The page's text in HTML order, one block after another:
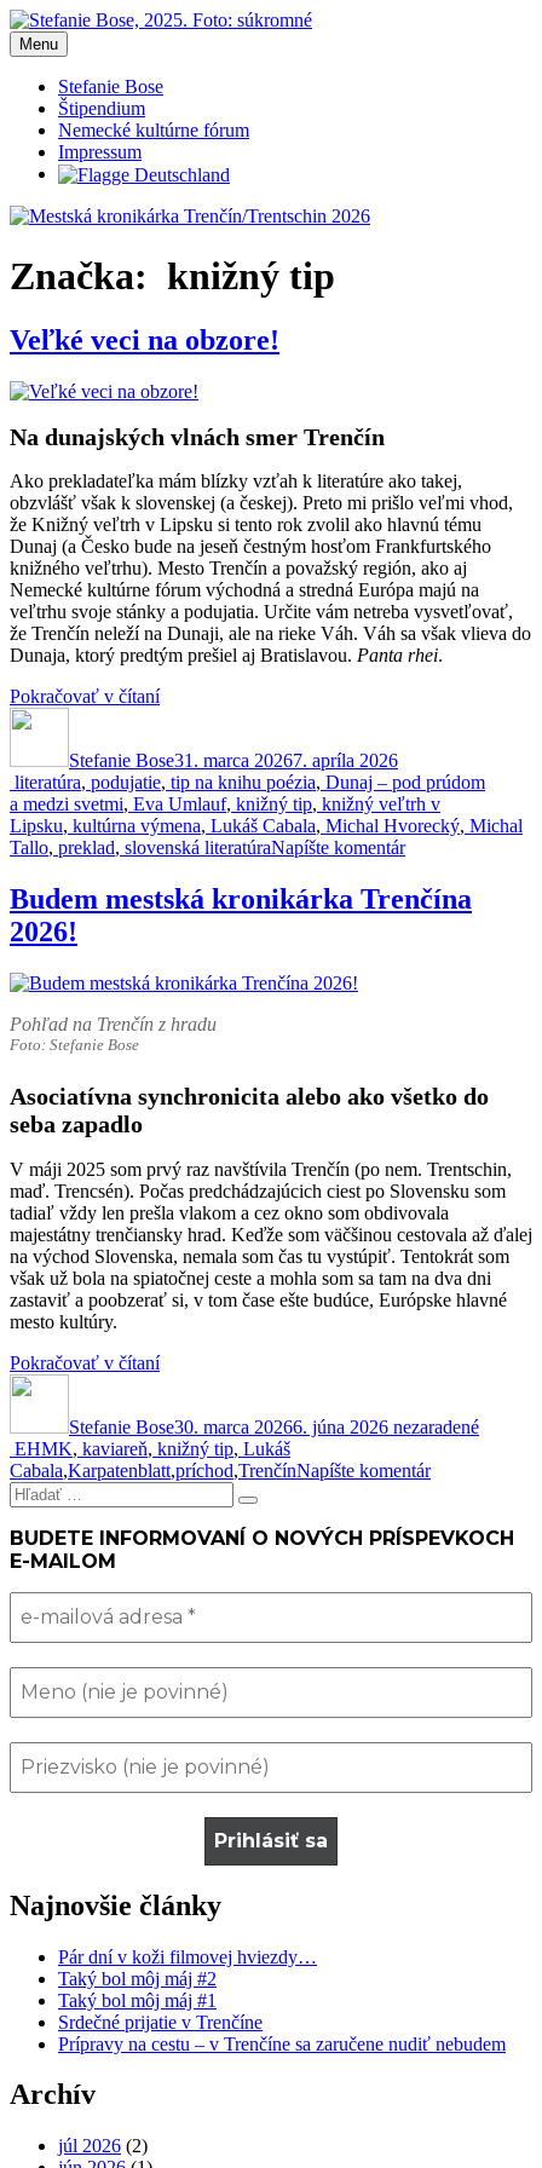
Prejsť
na
obsah
Mestská kronikárka Trenčín/Trentschin 2026
Blog Stefanie Bose, mestská kronikárka Trenčín 2026
Menu
Stefanie Bose
Štipendium
Nemecké kultúrne fórum
Impressum
Značka: knižný tip
Veľké veci na obzore!
Na dunajských vlnách smer Trenčín
Ako prekladateľka mám blízky vzťah k literatúre ako takej,
obzvlášť však k slovenskej (a českej). Preto mi prišlo veľmi vhod,
že Knižný veľtrh v Lipsku si tento rok zvolil ako hlavnú tému
Dunaj (a Česko bude na jeseň čestným hosťom Frankfurtského
knižného veľtrhu). Mesto Trenčín a považský región, ako aj
Nemecké kultúrne fórum východná a stredná Európa majú na
veľtrhu svoje stánky a podujatia. Určite vám netreba vysvetľovať,
že Trenčín neleží na Dunaji, ale na rieke Váh. Váh sa však vlieva do
Dunaja, ktorý predtým prešiel aj Bratislavou. Panta rhei.
Pokračovať v čítaní„Veľké
obzore!“
Stefanie Bose31. marca 20267. apríla 2026
Kategórie
literatúra, podujatie, tip na knihu Značky
poézia, Dunaj – pod prúdom
a medzi svetmi, Eva Umlauf, knižný tip, knižný veľtrh v
Lipsku, kultúrna výmena, Lukáš Cabala, Michal Hvorecký, Michal
Tallo, preklad, slovenská literatúraNapíšte komentárk
veci
na
Budem mestská kronikárka Trenčína
2026!
Pohľad na Trenčín z hradu
Foto: Stefanie Bose
Asociatívna synchronicita alebo ako všetko do
seba zapadlo
V máji 2025 som prvý raz navštívila Trenčín (po nem. Trentschin,
maď. Trencsén). Počas predchádzajúcich ciest po Slovensku som
tadiaľ vždy len prešla vlakom a cez okno som obdivovala
majestátny trenčiansky hrad. Keďže som väčšinou cestovala až ďalej
na východ Slovenska, nemala som čas tu vystúpiť. Tentokrát som
však už bola na spiatočnej ceste a mohla som sa tam na dva dni
zastaviť a poobzerať si, v tom čase ešte budúce, Európske hlavné
mesto kultúry.
Pokračovať v čítaní„Budem
Trenčína
2026!“
Stefanie Bose30. marca 20266. júna 2026 nezaradené
Značky
EHMK, kaviareň, knižný tip, Lukáš
Cabala,Karpatenblatt,príchod,TrenčínNapíšte komentárk
kronikárka
Hľadať:
Vyhľadávanie
BUDETE INFORMOVANÍ O NOVÝCH PRÍSPEVKOCH
E-MAILOM
Najnovšie články
Pár dní v koži filmovej hviezdy…
Taký bol môj máj #2
Taký bol môj máj #1
Srdečné prijatie v Trenčíne
Prípravy na cestu – v Trenčíne sa zaručene nudiť nebudem
Archív
júl 2026 (2)